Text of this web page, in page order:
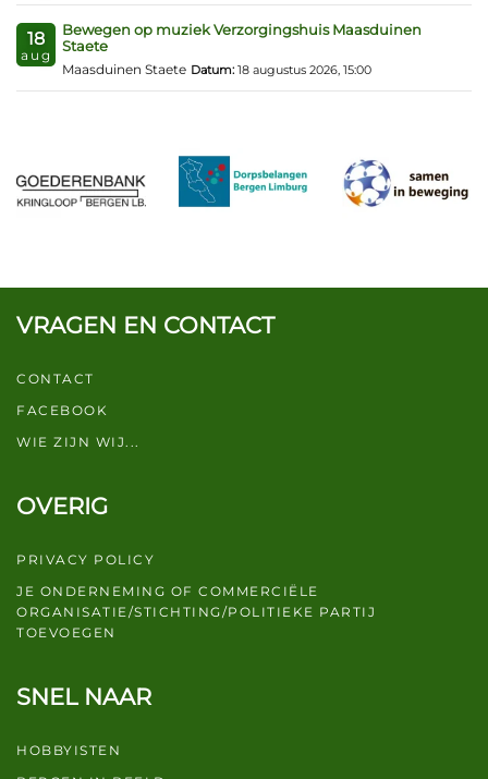
18
aug
Bewegen op muziek Verzorgingshuis Maasduinen
Staete
Maasduinen Staete Datum: 18 augustus 2026, 15:00
VRAGEN EN CONTACT
CONTACT
FACEBOOK
WIE ZIJN WIJ...
OVERIG
PRIVACY POLICY
JE ONDERNEMING OF COMMERCIËLE
ORGANISATIE/STICHTING/POLITIEKE PARTIJ
TOEVOEGEN
SNEL NAAR
HOBBYISTEN